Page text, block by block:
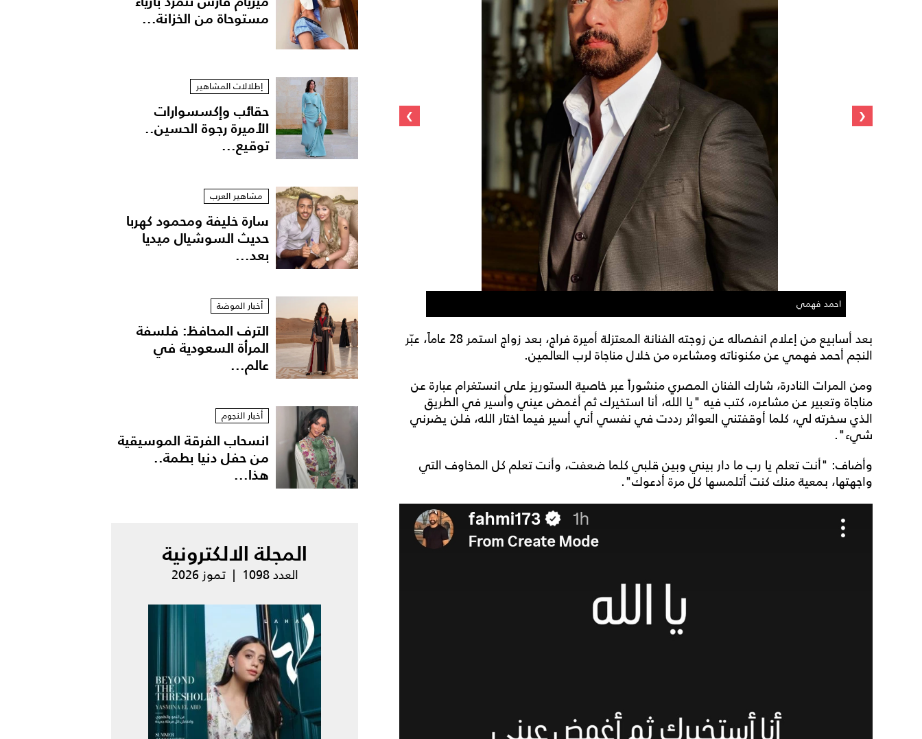
احمد فهمي احمد فهمي وزوجته
‹
›
بعد أسابيع من إعلام انفصاله عن زوجته الفنانة المعتزلة أميرة فراج، بعد زواج استمر 28 عاماً، عبّر
النجم أحمد فهمي عن مكنوناته ومشاعره من خلال مناجاة لرب العالمين.
ومن المرات النادرة، شارك الفنان المصري منشوراً عبر خاصية الستوريز على انستغرام عبارة عن
مناجاة وتعبير عن مشاعره، كتب فيه "يا الله، أنا استخيرك ثم أغمض عيني وأسير في الطريق
الذي سخرته لي، كلما أوقفتني العواثر رددت في نفسي أني أسير فيما اختار الله، فلن يضرني
شيء".
وأضاف: "أنت تعلم يا رب ما دار بيني وبين قلبي كلما ضعفت، وأنت تعلم كل المخاوف التي
واجهتها، بمعية منك كنت أتلمسها كل مرة أدعوك".
مستوحاة من الخزانة...
إطلالات المشاهير
حقائب وإكسسوارات
الأميرة رجوة الحسين..
توقيع...
مشاهير العرب
سارة خليفة ومحمود كهربا
حديث السوشيال ميديا
بعد...
أخبار الموضة
الترف المحافظ: فلسفة
المرأة السعودية في
عالم...
أخبار النجوم
انسحاب الفرقة الموسيقية
من حفل دنيا بطمة..
هذا...
المجلة الالكترونية
العدد 1098 | تموز 2026